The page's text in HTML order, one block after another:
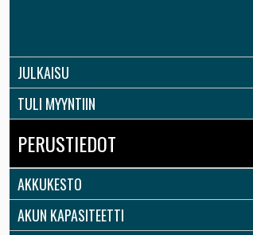
JULKAISU
TULI MYYNTIIN
PERUSTIEDOT
AKKUKESTO
AKUN KAPASITEETTI